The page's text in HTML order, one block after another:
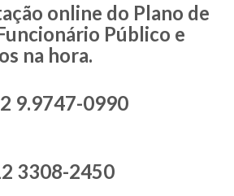
online do Plano de
Público e
na hora.
9.9747-0990
3308-2450